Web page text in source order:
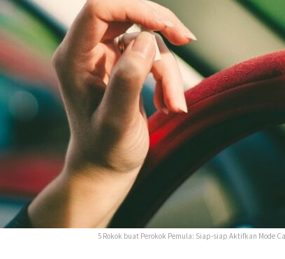
5 Rokok buat Perokok Pemula: Siap-siap Aktifkan Mode